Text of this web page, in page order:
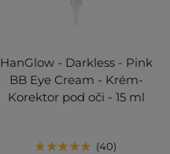
HanGlow - Darkless - Pink
BB Eye Cream - Krém-
Korektor pod oči - 15 ml
40